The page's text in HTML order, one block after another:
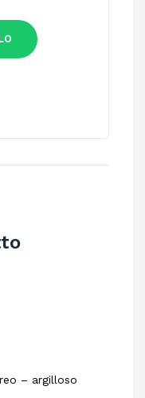
– argilloso